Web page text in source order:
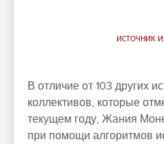
ИСТОЧНИК
В отличие от 103 других
коллективов, которые
текущем году, Жания
при помощи алгоритмов